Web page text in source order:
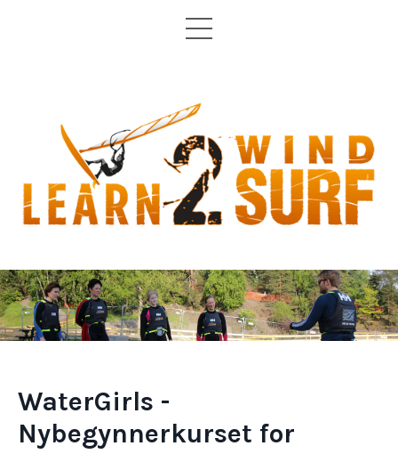
WaterGirls -
Nybegynnerkurset for